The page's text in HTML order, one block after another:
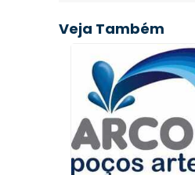
Veja Também